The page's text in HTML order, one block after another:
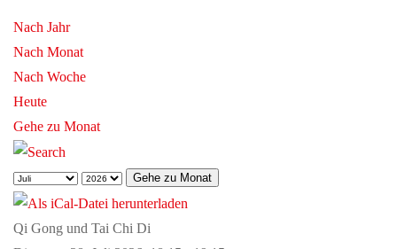
Nach Jahr
Nach Monat
Nach Woche
Heute
Gehe zu Monat
Gehe zu Monat
Qi Gong und Tai Chi Di